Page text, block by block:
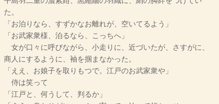
た。
「お泊りなら、すずかなお離れが、空いてるよう」
「お武家衆様、泊るなら、こっちへ」
女が口々に呼びながら、小走りに、近づいたが、さすがに、
商人にするように、袖を掴まなかった。
「ええ、お娘子を取りもつで。江戸のお武家衆や」
侍は笑って
「江戸と、何うして、判るか」